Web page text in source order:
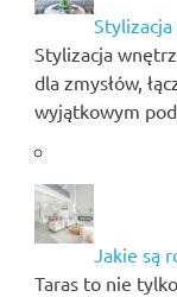
Stylizacja
dla zmysłów,
wyjątkowym
Jakie są
Taras to nie